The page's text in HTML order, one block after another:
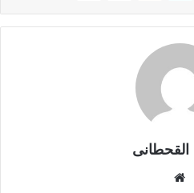
القحطانى